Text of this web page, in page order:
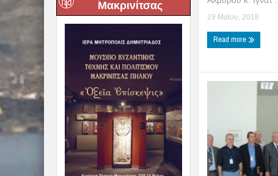
Μακρινίτσας
29 Μαΐου, 2018
Read more